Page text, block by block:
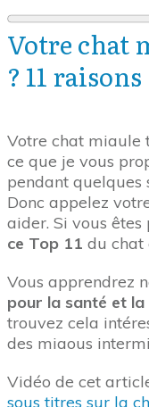
Votre chat
? 11 raisons
Votre chat miaule
ce que je vous
pendant quelques
Donc appelez
aider. Si vous êtes
ce Top 11 du chat
Vous apprendrez
pour la santé et
trouvez cela
des miaous
Vidéo de cet
sous titres sur la